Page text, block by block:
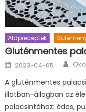
Alapreceptek
Gluténmentes
Posted
on
2023-04-05
A gluténmentes
illatban-állagban az
palacsintához: édes,